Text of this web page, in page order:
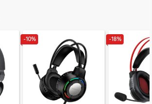
-10% -18%